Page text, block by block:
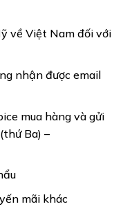
về Việt Nam đối với
nhận được email
mua hàng và gửi
Ba) –
mãi khác